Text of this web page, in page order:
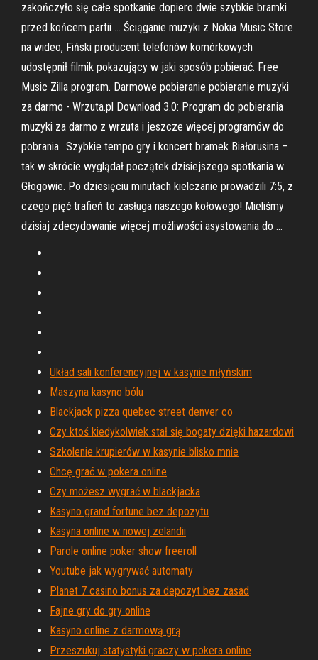
zakończyło się całe spotkanie dopiero dwie szybkie bramki
przed końcem partii … Ściąganie muzyki z Nokia Music Store
na wideo, Fiński producent telefonów komórkowych
udostępnił filmik pokazujący w jaki sposób pobierać. Free
Music Zilla program. Darmowe pobieranie pobieranie muzyki
za darmo - Wrzuta.pl Download 3.0: Program do pobierania
muzyki za darmo z wrzuta i jeszcze więcej programów do
pobrania.. Szybkie tempo gry i koncert bramek Białorusina –
tak w skrócie wyglądał początek dzisiejszego spotkania w
Głogowie. Po dziesięciu minutach kielczanie prowadzili 7:5, z
czego pięć trafień to zasługa naszego kołowego! Mieliśmy
dzisiaj zdecydowanie więcej możliwości asystowania do …
Układ sali konferencyjnej w kasynie młyńskim
Maszyna kasyno bólu
Blackjack pizza quebec street denver co
Czy ktoś kiedykolwiek stał się bogaty dzięki hazardowi
Szkolenie krupierów w kasynie blisko mnie
Chcę grać w pokera online
Czy możesz wygrać w blackjacka
Kasyno grand fortune bez depozytu
Kasyna online w nowej zelandii
Parole online poker show freeroll
Youtube jak wygrywać automaty
Planet 7 casino bonus za depozyt bez zasad
Fajne gry do gry online
Kasyno online z darmową grą
Przeszukuj statystyki graczy w pokera online